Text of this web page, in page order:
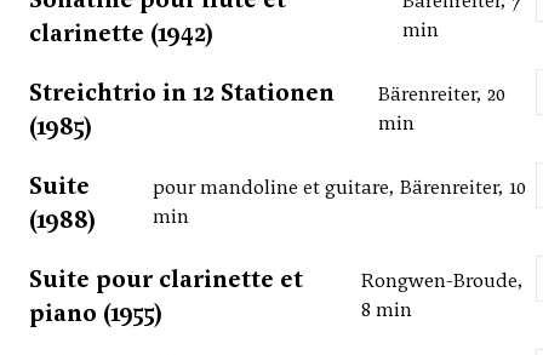
clarinette (1942)
min
Streichtrio in 12 Stationen
(1985)
Bärenreiter, 20
min
Suite
(1988)
pour mandoline et guitare, Bärenreiter, 10
min
Suite pour clarinette et
piano (1955)
Rongwen-Broude,
8 min